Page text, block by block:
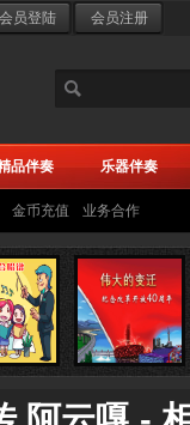
品伴奏 乐器伴奏
金币充值 业务合作